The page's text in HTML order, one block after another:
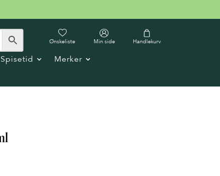
Ønskeliste Min side Handlekurv
Spisetid
Merker